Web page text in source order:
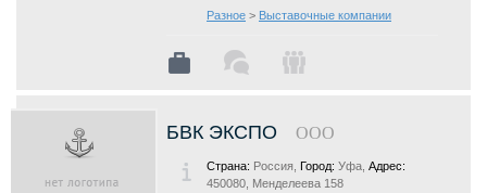
Разное > Выставочные компании
БВК ЭКСПО ООО
Страна: Россия, Город: Уфа, Адрес:
450080, Менделеева 158